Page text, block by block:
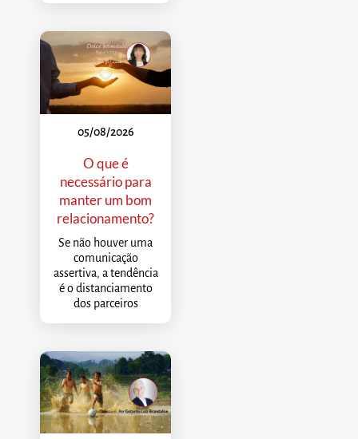
05/08/2026
O que é
necessário para
manter um bom
relacionamento?
Se não houver uma
comunicação
assertiva, a tendência
é o distanciamento
dos parceiros